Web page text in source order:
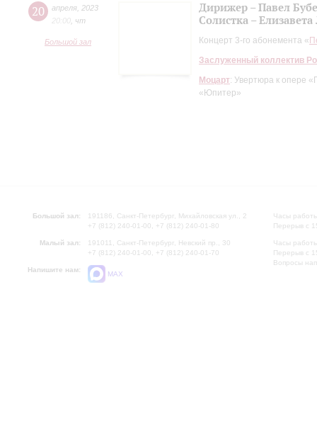
20 апреля 2023
20:00 чт
Большой зал
Дирижер – Павел
Солистка –
Концерт 3-го абонемента «
Заслуженный коллектив
Моцарт: Увертюра к опере
«Юпитер»
Большой зал:
191186, Санкт-Петербург, Михайловская ул., 2
+7 (812) 240-01-00, +7 (812) 240-01-80
Малый зал:
191011, Санкт-Петербург, Невский пр., 30
+7 (812) 240-01-00, +7 (812) 240-01-70
Напишите нам:
MAX
Часы
Перерыв с
Часы
Перерыв с
Вопросы